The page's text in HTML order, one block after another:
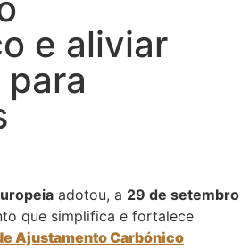
e aliviar
adotou, a 29 de setembro
que simplifica e fortalece
Ajustamento Carbónico